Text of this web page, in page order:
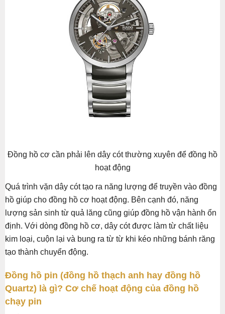
Đồng hồ cơ cần phải lên dây cót thường xuyên để đồng hồ
hoạt động
Quá trình vặn dây cót tạo ra năng lượng để truyền vào đồng
hồ giúp cho đồng hồ cơ hoạt động. Bên cạnh đó, năng
lượng sản sinh từ quả lăng cũng giúp đồng hồ vận hành ổn
định. Với dòng đồng hồ cơ, dây cót được làm từ chất liệu
kim loại, cuộn lại và bung ra từ từ khi kéo những bánh răng
tạo thành chuyển động.
Đồng hồ pin (đồng hồ thạch anh hay đồng hồ
Quartz) là gì? Cơ chế hoạt động của đồng hồ
chạy pin